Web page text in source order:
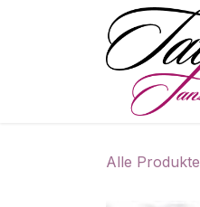
Zum Inhalt springen
Alle Produkte